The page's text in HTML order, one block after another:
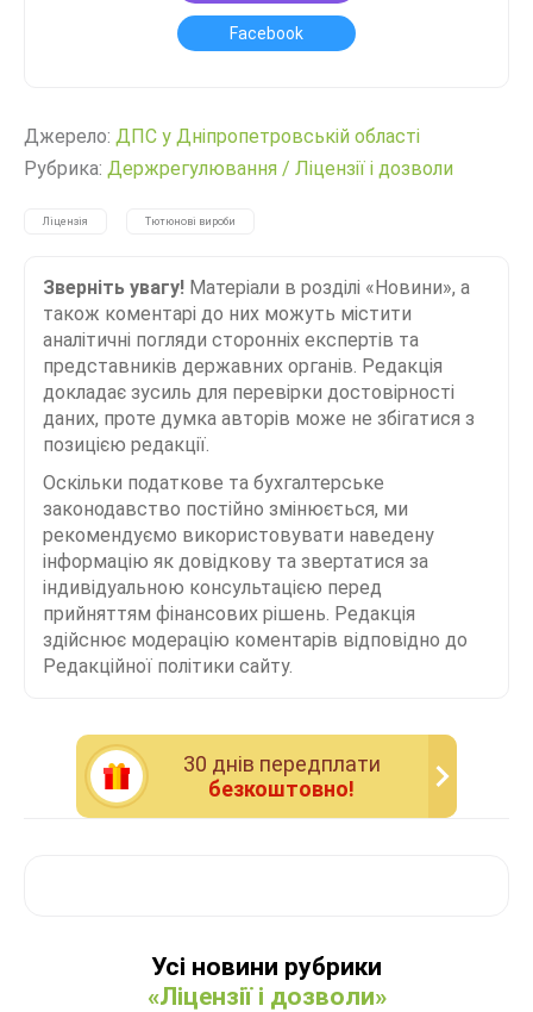
Facebook
Джерело: ДПС у Дніпропетровській області
Рубрика: Держрегулювання / Ліцензії і дозволи
Ліцензія Тютюнові вироби
Зверніть увагу! Матеріали в розділі «Новини», а
також коментарі до них можуть містити
аналітичні погляди сторонніх експертів та
представників державних органів. Редакція
докладає зусиль для перевірки достовірності
даних, проте думка авторів може не збігатися з
позицією редакції.
Оскільки податкове та бухгалтерське
законодавство постійно змінюється, ми
рекомендуємо використовувати наведену
інформацію як довідкову та звертатися за
індивідуальною консультацією перед
прийняттям фінансових рішень. Редакція
здійснює модерацію коментарів відповідно до
Редакційної політики сайту.
30 днiв передплати
безкоштовно!
Усі новини рубрики
«Ліцензії і дозволи»